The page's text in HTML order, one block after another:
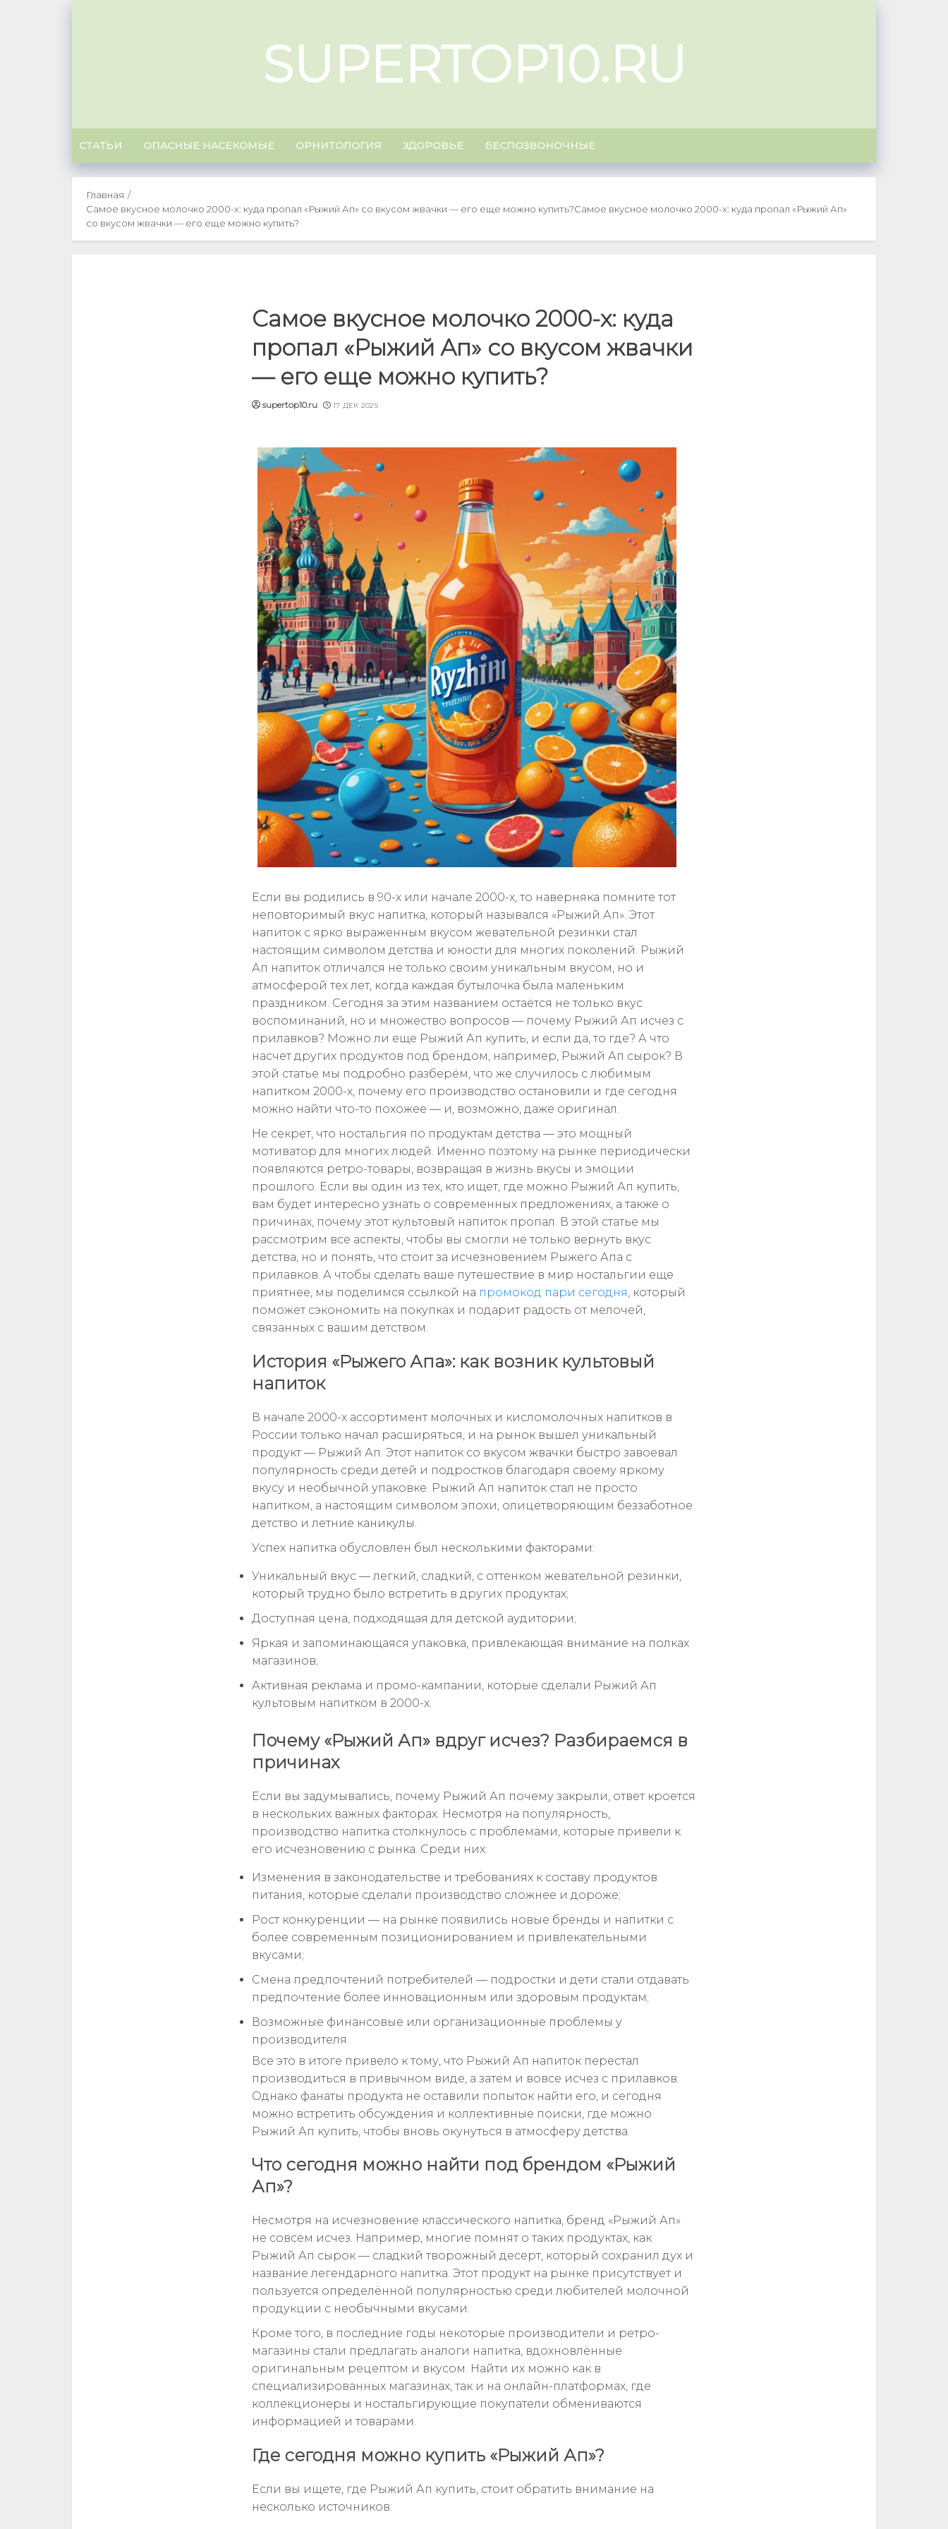
SUPERTOP10.RU
СТАТЬИ ОПАСНЫЕ НАСЕКОМЫЕ ОРНИТОЛОГИЯ ЗДОРОВЬЕ БЕСПОЗВОНОЧНЫЕ
Главная
Самое вкусное молочко 2000-х: куда пропал «Рыжий Ап» со вкусом жвачки — его еще можно купить?Самое вкусное молочко 2000-х: куда пропал «Рыжий Ап»
со вкусом жвачки — его еще можно купить?
Самое вкусное молочко 2000-х: куда
пропал «Рыжий Ап» со вкусом жвачки
— его еще можно купить?
supertop10.ru 17 ДЕК 2025
Если вы родились в 90-х или начале 2000-х, то наверняка помните тот
неповторимый вкус напитка, который назывался «Рыжий Ап». Этот
напиток с ярко выраженным вкусом жевательной резинки стал
настоящим символом детства и юности для многих поколений. Рыжий
Ап напиток отличался не только своим уникальным вкусом, но и
атмосферой тех лет, когда каждая бутылочка была маленьким
праздником. Сегодня за этим названием остаётся не только вкус
воспоминаний, но и множество вопросов — почему Рыжий Ап исчез с
прилавков? Можно ли еще Рыжий Ап купить, и если да, то где? А что
насчет других продуктов под брендом, например, Рыжий Ап сырок? В
этой статье мы подробно разберём, что же случилось с любимым
напитком 2000-х, почему его производство остановили и где сегодня
можно найти что-то похожее — и, возможно, даже оригинал.
Не секрет, что ностальгия по продуктам детства — это мощный
мотиватор для многих людей. Именно поэтому на рынке периодически
появляются ретро-товары, возвращая в жизнь вкусы и эмоции
прошлого. Если вы один из тех, кто ищет, где можно Рыжий Ап купить,
вам будет интересно узнать о современных предложениях, а также о
причинах, почему этот культовый напиток пропал. В этой статье мы
рассмотрим все аспекты, чтобы вы смогли не только вернуть вкус
детства, но и понять, что стоит за исчезновением Рыжего Апа с
прилавков. А чтобы сделать ваше путешествие в мир ностальгии еще
приятнее, мы поделимся ссылкой на промокод пари сегодня, который
поможет сэкономить на покупках и подарит радость от мелочей,
связанных с вашим детством.
История «Рыжего Апа»: как возник культовый
напиток
В начале 2000-х ассортимент молочных и кисломолочных напитков в
России только начал расширяться, и на рынок вышел уникальный
продукт — Рыжий Ап. Этот напиток со вкусом жвачки быстро завоевал
популярность среди детей и подростков благодаря своему яркому
вкусу и необычной упаковке. Рыжий Ап напиток стал не просто
напитком, а настоящим символом эпохи, олицетворяющим беззаботное
детство и летние каникулы.
Успех напитка обусловлен был несколькими факторами:
Уникальный вкус — легкий, сладкий, с оттенком жевательной резинки,
который трудно было встретить в других продуктах;
Доступная цена, подходящая для детской аудитории;
Яркая и запоминающаяся упаковка, привлекающая внимание на полках
магазинов;
Активная реклама и промо-кампании, которые сделали Рыжий Ап
культовым напитком в 2000-х.
Почему «Рыжий Ап» вдруг исчез? Разбираемся в
причинах
Если вы задумывались, почему Рыжий Ап почему закрыли, ответ кроется
в нескольких важных факторах. Несмотря на популярность,
производство напитка столкнулось с проблемами, которые привели к
его исчезновению с рынка. Среди них:
Изменения в законодательстве и требованиях к составу продуктов
питания, которые сделали производство сложнее и дороже;
Рост конкуренции — на рынке появились новые бренды и напитки с
более современным позиционированием и привлекательными
вкусами;
Смена предпочтений потребителей — подростки и дети стали отдавать
предпочтение более инновационным или здоровым продуктам;
Возможные финансовые или организационные проблемы у
производителя.
Все это в итоге привело к тому, что Рыжий Ап напиток перестал
производиться в привычном виде, а затем и вовсе исчез с прилавков.
Однако фанаты продукта не оставили попыток найти его, и сегодня
можно встретить обсуждения и коллективные поиски, где можно
Рыжий Ап купить, чтобы вновь окунуться в атмосферу детства.
Что сегодня можно найти под брендом «Рыжий
Ап»?
Несмотря на исчезновение классического напитка, бренд «Рыжий Ап»
не совсем исчез. Например, многие помнят о таких продуктах, как
Рыжий Ап сырок — сладкий творожный десерт, который сохранил дух и
название легендарного напитка. Этот продукт на рынке присутствует и
пользуется определённой популярностью среди любителей молочной
продукции с необычными вкусами.
Кроме того, в последние годы некоторые производители и ретро-
магазины стали предлагать аналоги напитка, вдохновлённые
оригинальным рецептом и вкусом. Найти их можно как в
специализированных магазинах, так и на онлайн-платформах, где
коллекционеры и ностальгирующие покупатели обмениваются
информацией и товарами.
Где сегодня можно купить «Рыжий Ап»?
Если вы ищете, где Рыжий Ап купить, стоит обратить внимание на
несколько источников: